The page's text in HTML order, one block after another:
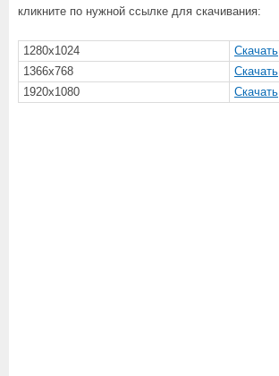
кликните по нужной ссылке для скачивания:
1280x1024
Скачать
1366x768
Скачать
1920x1080
Скачать